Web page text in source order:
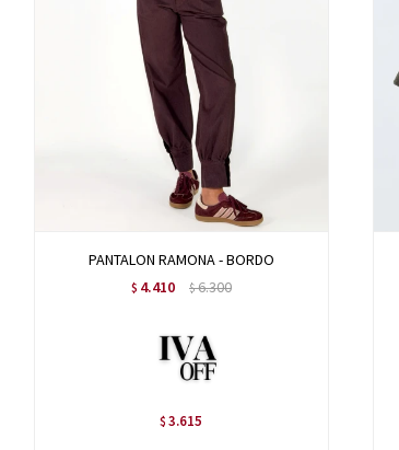
PANTALON RAMONA - BORDO
$ 4.410 $6.300
$ 3.615